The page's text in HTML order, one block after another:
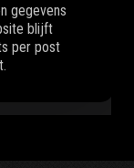
gegevens
blijft
per post